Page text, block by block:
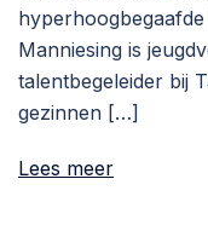
Manniesing is
talentbegeleider bij
gezinnen […]
Lees meer